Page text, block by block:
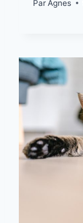
Par Agnes